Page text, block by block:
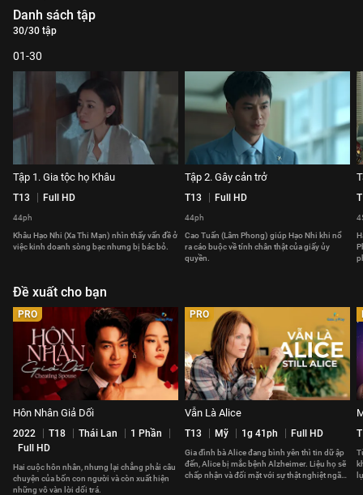
Danh sách tập
30/30 tập
01-30
Tập 1. Gia tộc họ Khâu
T13 Full HD
44ph
Khâu Hạo Nhi (Xa Thi Mạn) nhìn thấy vấn đề ở
việc kinh doanh sòng bạc nhưng bị bác bỏ.
Tập 2. Gây cản trở
T13 Full HD
44ph
Cao Tuấn (Lâm Phong) giúp Hạo Nhi khi nổ
ra cáo buộc về tính chân thật của giấy ủy
quyền.
Đề xuất cho bạn
PRO
Hôn Nhân Giả Dối
2022 T18 Thái Lan
1 Phần
Full HD
Hai cuộc hôn nhân, nhưng lại chẳng phải câu
chuyện của bốn con người và còn xuất hiện
những vô vàn lời dối trá.
PRO
Vẫn Là Alice
T13 Mỹ 1g 41ph Full HD
Gia đình bà Alice đang bình yên thì tin dữ ập
đến, Alice bị mắc bệnh Alzheimer. Liệu họ sẽ
chấp nhận và đối mặt với sự thật nghiệt ngã